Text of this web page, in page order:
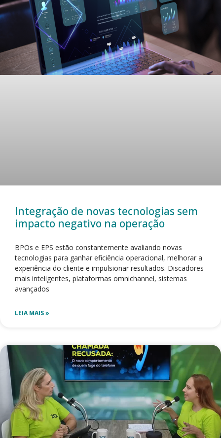
Integração de novas tecnologias sem
impacto negativo na operação
BPOs e EPS estão constantemente avaliando novas
tecnologias para ganhar eficiência operacional, melhorar a
experiência do cliente e impulsionar resultados. Discadores
mais inteligentes, plataformas omnichannel, sistemas
avançados
LEIA MAIS »